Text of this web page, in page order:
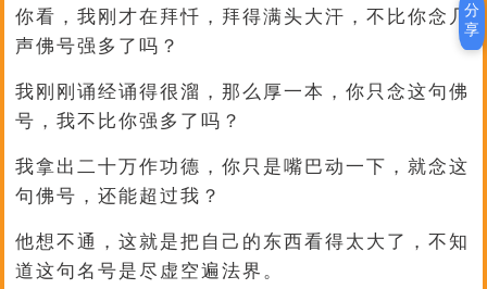
你看，我刚才在拜忏，拜得满头大汗，不比你念几
声佛号强多了吗？
我刚刚诵经诵得很溜，那么厚一本，你只念这句佛
号，我不比你强多了吗？
我拿出二十万作功德，你只是嘴巴动一下，就念这
句佛号，还能超过我？
他想不通，这就是把自己的东西看得太大了，不知
道这句名号是尽虚空遍法界。
分
享